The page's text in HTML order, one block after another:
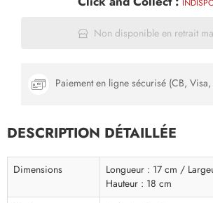
Non disponible en retrait
Paiement en ligne sécurisé (CB,
DESCRIPTION DÉTAILLÉE
Dimensions
Longueur : 17 cm /
Hauteur : 18 cm